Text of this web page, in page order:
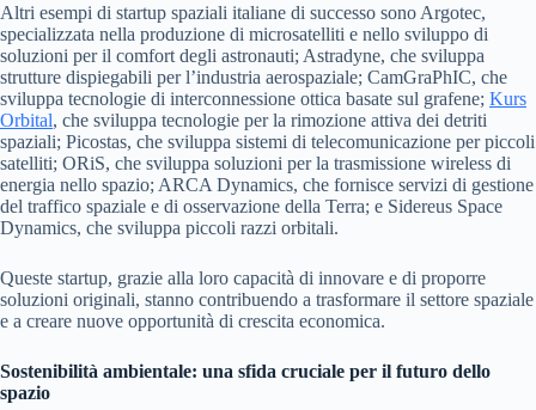
Altri esempi di startup spaziali italiane di successo sono Argotec,
specializzata nella produzione di microsatelliti e nello sviluppo di
soluzioni per il comfort degli astronauti; Astradyne, che sviluppa
strutture dispiegabili per l’industria aerospaziale; CamGraPhIC, che
sviluppa tecnologie di interconnessione ottica basate sul grafene; Kurs
Orbital, che sviluppa tecnologie per la rimozione attiva dei detriti
spaziali; Picostas, che sviluppa sistemi di telecomunicazione per piccoli
satelliti; ORiS, che sviluppa soluzioni per la trasmissione wireless di
energia nello spazio; ARCA Dynamics, che fornisce servizi di gestione
del traffico spaziale e di osservazione della Terra; e Sidereus Space
Dynamics, che sviluppa piccoli razzi orbitali.
Queste startup, grazie alla loro capacità di innovare e di proporre
soluzioni originali, stanno contribuendo a trasformare il settore spaziale
e a creare nuove opportunità di crescita economica.
Sostenibilità ambientale: una sfida cruciale per il futuro dello
spazio